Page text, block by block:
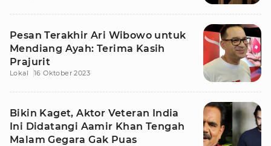
Pesan Terakhir Ari Wibowo untuk
Mendiang Ayah: Terima Kasih
Prajurit
Lokal 16 Oktober 2023
Bikin Kaget, Aktor Veteran India
Ini Didatangi Aamir Khan Tengah
Malam Gegara Gak Puas